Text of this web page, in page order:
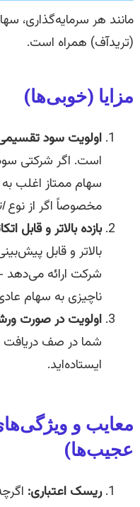
مانند هر سرمایه‌گذاری،
(تریدآف) همراه است.
مزایا (خوبی‌ها)
اولویت سود
است. اگر شرکتی
سهام ممتاز اغلب
مخصوصاً اگر از نوع
بازده بالاتر و قابل
بالاتر و قابل
شرکت ارائه می‌دهد
ناچیزی به سهام
اولویت در صورت
شما در صف دریافت
ایستاده‌اید.
معایب و
عجیب‌ها)
ریسک اعتباری: